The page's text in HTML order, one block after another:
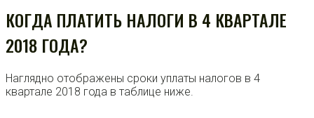
КОГДА ПЛАТИТЬ НАЛОГИ В 4 КВАРТАЛЕ
2018 ГОДА?
Наглядно отображены сроки уплаты налогов в 4
квартале 2018 года в таблице ниже.